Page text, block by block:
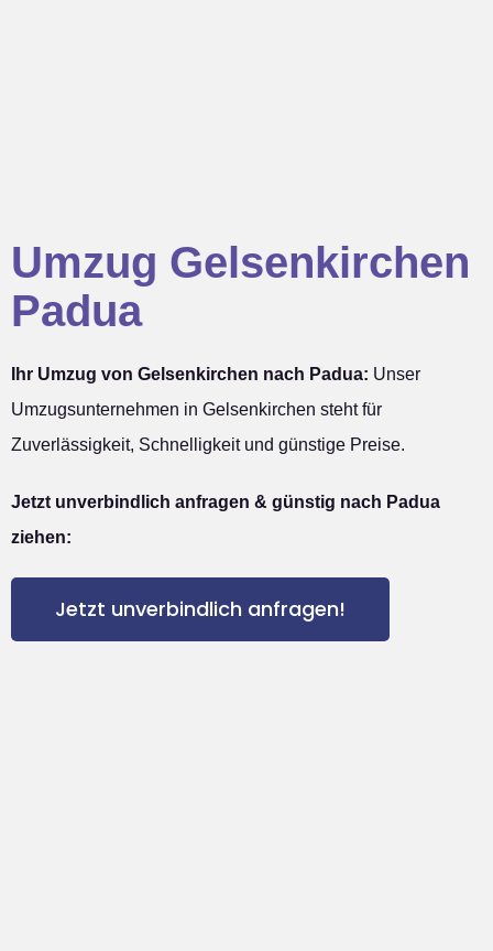
Umzug Gelsenkirchen
Padua
Ihr Umzug von Gelsenkirchen nach Padua: Unser
Umzugsunternehmen in Gelsenkirchen steht für
Zuverlässigkeit, Schnelligkeit und günstige Preise.
Jetzt unverbindlich anfragen & günstig nach Padua
ziehen:
Jetzt unverbindlich anfragen!